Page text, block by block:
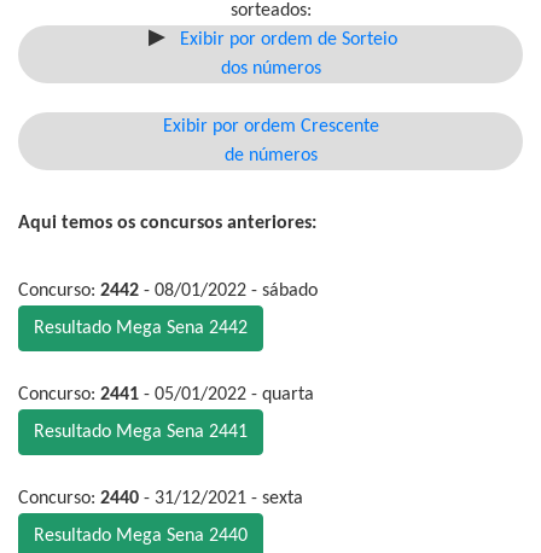
sorteados:
Exibir por ordem de Sorteio
dos números
Exibir por ordem Crescente
de números
Aqui temos os concursos anteriores:
Concurso: 2442 - 08/01/2022 - sábado
Resultado Mega Sena 2442
Concurso: 2441 - 05/01/2022 - quarta
Resultado Mega Sena 2441
Concurso: 2440 - 31/12/2021 - sexta
Resultado Mega Sena 2440